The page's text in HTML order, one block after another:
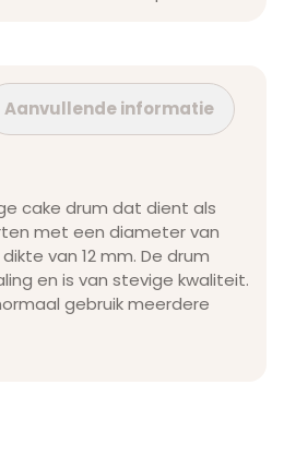
Aanvullende informatie
cake drum dat dient als
met een diameter van
van 12 mm. De drum
en is van stevige kwaliteit.
gebruik meerdere